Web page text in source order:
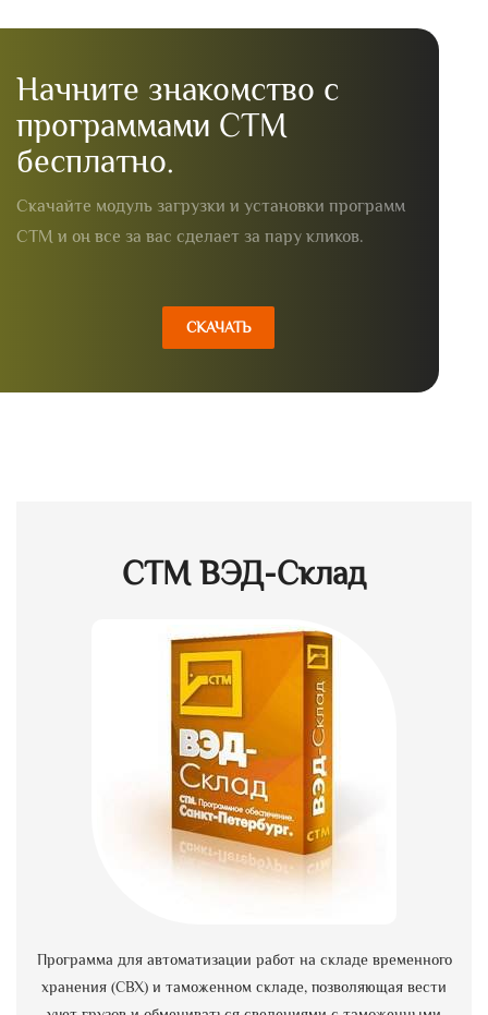
Начните знакомство с
программами СТМ
бесплатно.
Скачайте модуль загрузки и установки программ
СТМ и он все за вас сделает за пару кликов.
СКАЧАТЬ
СТМ ВЭД-Склад
Программа для автоматизации работ на складе временного
хранения (СВХ) и таможенном складе, позволяющая вести